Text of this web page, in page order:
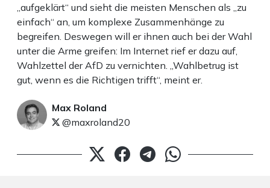
„aufgeklärt“ und sieht die meisten Menschen als „zu
einfach“ an, um komplexe Zusammenhänge zu
begreifen. Deswegen will er ihnen auch bei der Wahl
unter die Arme greifen: Im Internet rief er dazu auf,
Wahlzettel der AfD zu vernichten. „Wahlbetrug ist
gut, wenn es die Richtigen trifft“, meint er.
Max Roland
@maxroland20